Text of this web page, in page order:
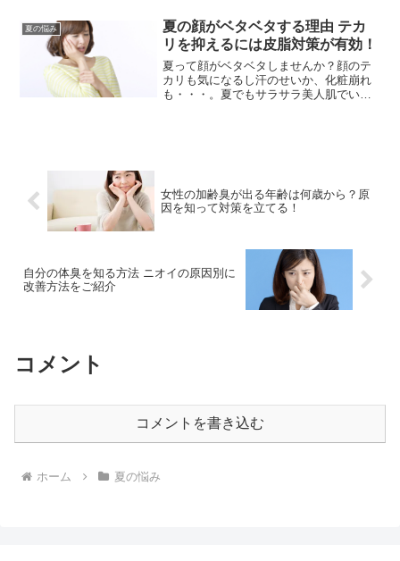
お答えします。
夏の悩み
夏の顔がベタベタする理由 テカ
リを抑えるには皮脂対策が有効！
夏って顔がベタベタしませんか？顔のテ
カリも気になるし汗のせいか、化粧崩れ
も・・・。夏でもサラサラ美人肌でいる
女性の加齢臭が出る年齢は何歳から？原
因を知って対策を立てる！
自分の体臭を知る方法 ニオイの原因別に
改善方法をご紹介
コメント
コメントを書き込む
ホーム 夏の悩み